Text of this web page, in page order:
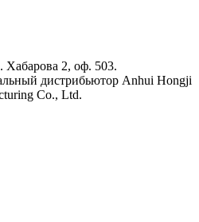
Хабарова 2, оф. 503.
дистрибьютор Anhui Hongji
Co., Ltd.